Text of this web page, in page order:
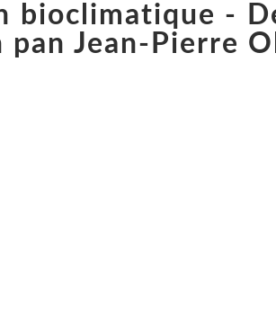
bioclimatique -
Jean-Pierre